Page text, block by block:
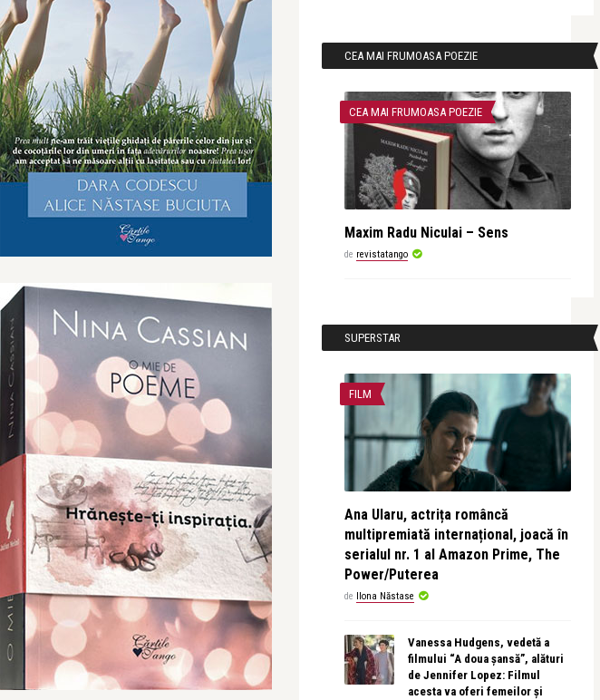
CEA MAI FRUMOASA POEZIE
CEA MAI FRUMOASA POEZIE
Maxim Radu Niculai – Sens
de revistatango
SUPERSTAR
FILM
Ana Ularu, actrița româncă
multipremiată internațional, joacă în
serialul nr. 1 al Amazon Prime, The
Power/Puterea
de Ilona Năstase
Vanessa Hudgens, vedetă a
filmului “A doua șansă”, alături
de Jennifer Lopez: Filmul
acesta va oferi femeilor și